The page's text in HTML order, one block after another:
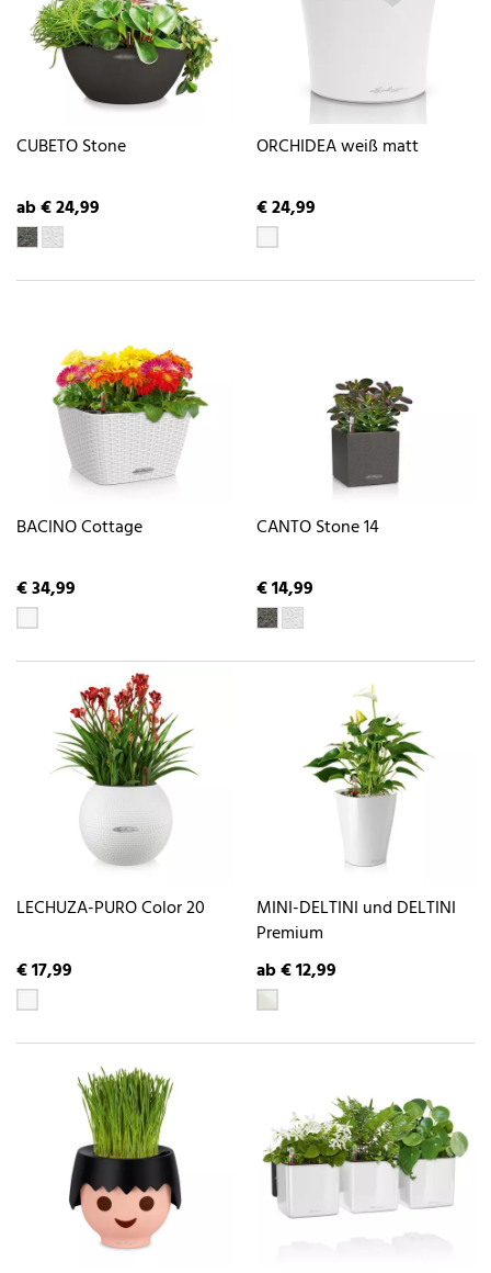
CUBETO Stone
ab € 24,99
ORCHIDEA weiß matt
€ 24,99
BACINO Cottage
€ 34,99
CANTO Stone 14
€ 14,99
LECHUZA-PURO Color 20
€ 17,99
MINI-DELTINI und DELTINI
Premium
ab € 12,99